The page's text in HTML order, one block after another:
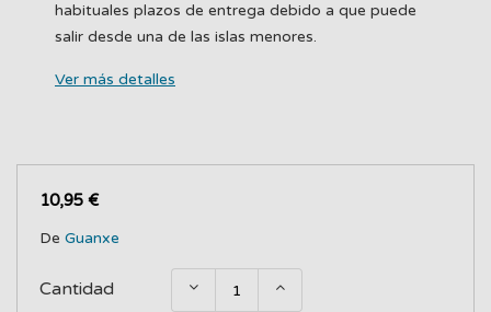
habituales plazos de entrega debido a que puede
salir desde una de las islas menores.
Ver más detalles
10,95 €
De Guanxe
Cantidad